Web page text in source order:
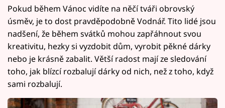
Pokud během Vánoc vidíte na něčí tváři obrovský
úsměv, je to dost pravděpodobně Vodnář. Tito lidé jsou
nadšení, že během svátků mohou zapřáhnout svou
kreativitu, hezky si vyzdobit dům, vyrobit pěkné dárky
nebo je krásně zabalit. Větší radost mají ze sledování
toho, jak blízcí rozbalují dárky od nich, než z toho, když
sami rozbalují.